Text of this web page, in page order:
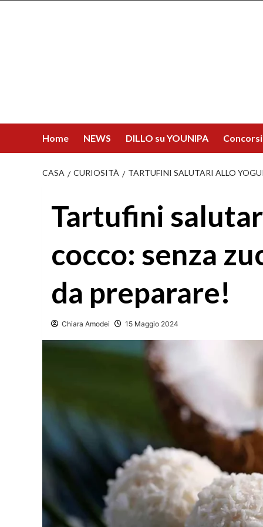
Home NEWS DILLO su YOUNIPA
CASA CURIOSITÀ TARTUFINI SALUTARI ALLO
Tartufini
cocco: senza
da preparare!
Chiara Amodei 15 Maggio 2024